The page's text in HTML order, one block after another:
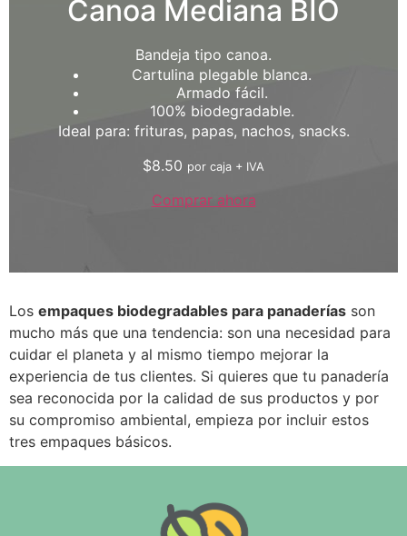
Canoa Mediana BIO
Bandeja tipo canoa.
Cartulina plegable blanca.
Armado fácil.
100% biodegradable.
Ideal para: frituras, papas, nachos, snacks.
$8.50 por caja + IVA
Comprar ahora
Los empaques biodegradables para panaderías son
mucho más que una tendencia: son una necesidad para
cuidar el planeta y al mismo tiempo mejorar la
experiencia de tus clientes. Si quieres que tu panadería
sea reconocida por la calidad de sus productos y por
su compromiso ambiental, empieza por incluir estos
tres empaques básicos.